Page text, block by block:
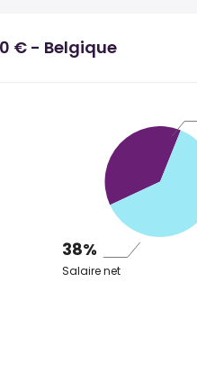
€ - Belgique
38%
Salaire net